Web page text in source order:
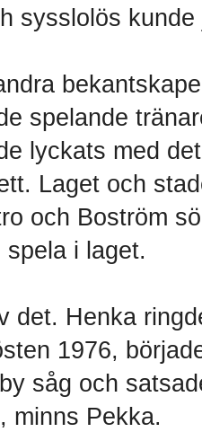
sysslolös
spelande
lyckats med
Laget och
och Boström
spela i laget.
det. Henka
1976,
såg och
minns Pekka.